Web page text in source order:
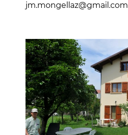
jm.mongellaz@gmail.com